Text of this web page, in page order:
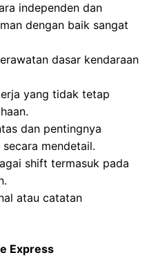
independen dan
dengan baik sangat
dasar kendaraan
yang tidak tetap
dan pentingnya
mendetail.
shift termasuk pada
atau catatan
Express